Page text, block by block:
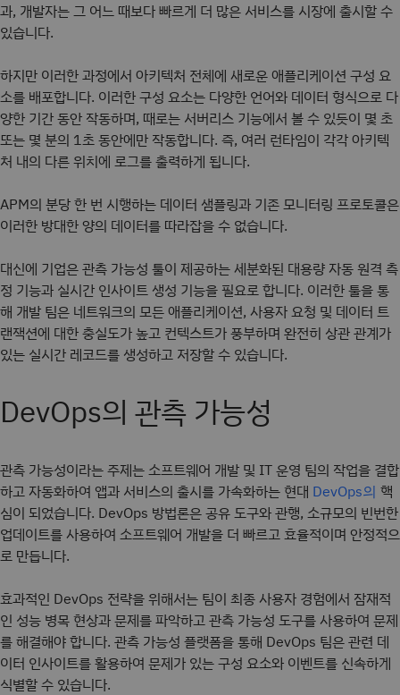
과, 개발자는 그 어느 때보다 빠르게 더 많은 서비스를 시장에 출시할 수
있습니다.
하지만 이러한 과정에서 아키텍처 전체에 새로운 애플리케이션 구성 요
소를 배포합니다. 이러한 구성 요소는 다양한 언어와 데이터 형식으로 다
양한 기간 동안 작동하며, 때로는 서버리스 기능에서 볼 수 있듯이 몇 초
또는 몇 분의 1초 동안에만 작동합니다. 즉, 여러 런타임이 각각 아키텍
처 내의 다른 위치에 로그를 출력하게 됩니다.
APM의 분당 한 번 시행하는 데이터 샘플링과 기존 모니터링 프로토콜은
이러한 방대한 양의 데이터를 따라잡을 수 없습니다.
대신에 기업은 관측 가능성 툴이 제공하는 세분화된 대용량 자동 원격 측
정 기능과 실시간 인사이트 생성 기능을 필요로 합니다. 이러한 툴을 통
해 개발 팀은 네트워크의 모든 애플리케이션, 사용자 요청 및 데이터 트
랜잭션에 대한 충실도가 높고 컨텍스트가 풍부하며 완전히 상관 관계가
있는 실시간 레코드를 생성하고 저장할 수 있습니다.
DevOps의 관측 가능성
관측 가능성이라는 주제는 소프트웨어 개발 및 IT 운영 팀의 작업을 결합
하고 자동화하여 앱과 서비스의 출시를 가속화하는 현대 DevOps의 핵
심이 되었습니다. DevOps 방법론은 공유 도구와 관행, 소규모의 빈번한
업데이트를 사용하여 소프트웨어 개발을 더 빠르고 효율적이며 안정적으
로 만듭니다.
효과적인 DevOps 전략을 위해서는 팀이 최종 사용자 경험에서 잠재적
인 성능 병목 현상과 문제를 파악하고 관측 가능성 도구를 사용하여 문제
를 해결해야 합니다. 관측 가능성 플랫폼을 통해 DevOps 팀은 관련 데
이터 인사이트를 활용하여 문제가 있는 구성 요소와 이벤트를 신속하게
식별할 수 있습니다.